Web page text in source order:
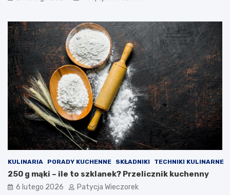
KULINARIA PORADY KUCHENNE SKŁADNIKI TECHNIKI KULINARNE
250 g mąki – ile to szklanek? Przelicznik kuchenny
6 lutego 2026 Patycja Wieczorek